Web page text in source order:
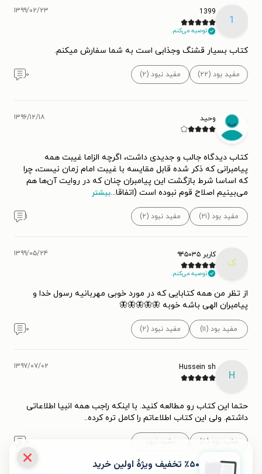
1
1399
توصیه می‌کنم.
۱۳۹۹/۰۲/۲۳
کتاب بسیار قشنگ وجذابی است به شما سفارش میکنم.
مفید بود (۲۲) مفید نبود (۲) ۰
وحید ۱۳۹۶/۱۲/۱۸
کتاب دیدگاه جالب و جدیدی داشت، اگرچه الزاما غیبت همه
پیامبرانی که ذکر شده قابل مقایسه با غیبت امام زمان نیست، چرا
که اساسا شرط بازگشت این پیامبران چنان که در روایت آن‌ها هم
می‌بینیم اصلاح قوم نبوده است (اتفاقا...بیشتر
مفید بود (۲۱) مفید نبود (۲) ۱
ک
کاربر ۹۴۵۰۳۵
توصیه می‌کنم.
۱۳۹۹/۰۵/۲۴
از تظر من همه کتابایی که در مورد خوبی مهربانیه رسول خدا و
پیامبران الهی باشه خوبه 🦋🦋🦋🦋🦋
مفید بود (۱۱) مفید نبود (۲) ۰
H
Hussein sh ۱۳۹۷/۰۷/۰۲
حتما این کتاب رو مطالعه کنید. با اینکه راجب همه انبیا اطلاعاتی
داشتم. ولی این کتاب اطلاعاتم را کامل تره کرده..
مفید بود (۸) مفید نبود
٪۵۰ تخفیف ویژۀ اولین خرید